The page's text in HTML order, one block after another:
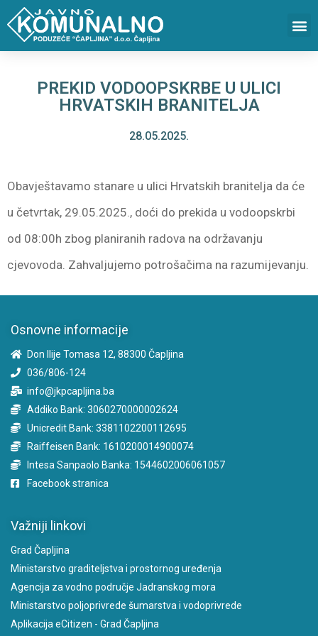
PREKID VODOOPSKRBE U ULICI
HRVATSKIH BRANITELJA
28.05.2025.
Obavještavamo stanare u ulici Hrvatskih branitelja da će
u četvrtak, 29.05.2025., doći do prekida u vodoopskrbi
od 08:00h zbog planiranih radova na održavanju
cjevovoda. Zahvaljujemo potrošačima na razumijevanju.
Osnovne informacije
Don Ilije Tomasa 12, 88300 Čapljina
036/806-124
info@jkpcapljina.ba
Addiko Bank: 3060270000002624
Unicredit Bank: 3381102200112695
Raiffeisen Bank: 1610200014900074
Intesa Sanpaolo Banka: 1544602006061057
Facebook stranica
Važniji linkovi
Grad Čapljina
Ministarstvo graditeljstva i prostornog uređenja
Agencija za vodno područje Jadranskog mora
Ministarstvo poljoprivrede šumarstva i vodoprivrede
Aplikacija eCitizen - Grad Čapljina